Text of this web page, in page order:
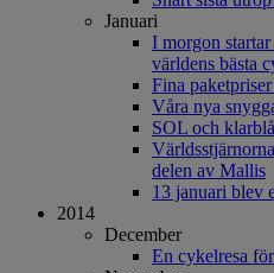
Januari
I morgon
världens bästa
Fina
Våra nya
SOL och
delen av Mallis
13 januari blev
2014
December
En cykelresa